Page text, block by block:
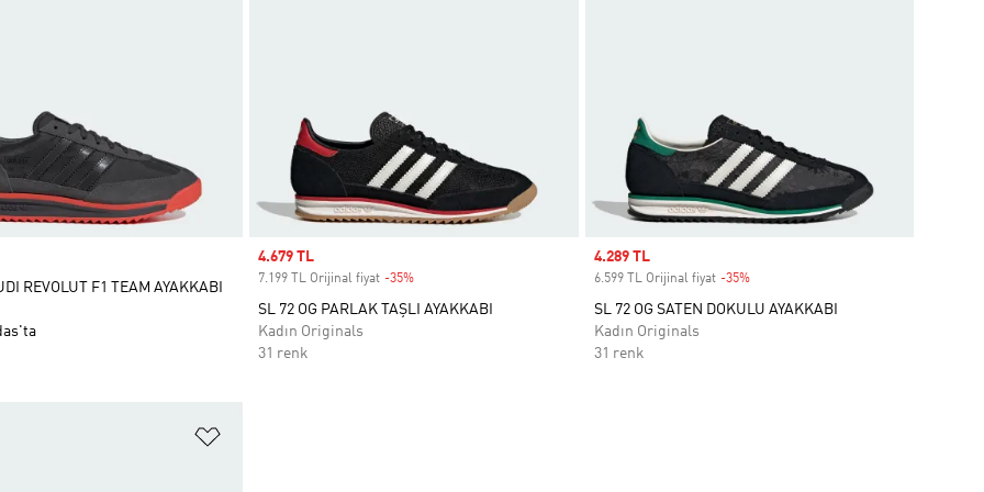
REVOLUT F1 TEAM AYAKKABI
Sale price
4.679 TL
7.199 TL Orijinal fiyat -35%
SL 72 OG PARLAK TAŞLI AYAKKABI
Kadın Originals
31 renk
Sale price
4.289 TL
6.599 TL Orijinal fiyat -35%Discount
SL 72 OG SATEN DOKULU AYAKKABI
Kadın Originals
31 renk